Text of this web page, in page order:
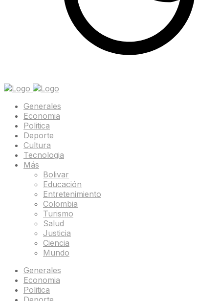
Generales
Economia
Politica
Deporte
Cultura
Tecnologia
Más
Bolivar
Educación
Entretenimiento
Colombia
Turismo
Salud
Justicia
Ciencia
Mundo
Generales
Economia
Politica